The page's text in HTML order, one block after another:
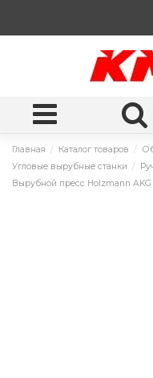
Главная Каталог товаров
Угловые вырубные станки
Вырубной пресс Holzmann AKG